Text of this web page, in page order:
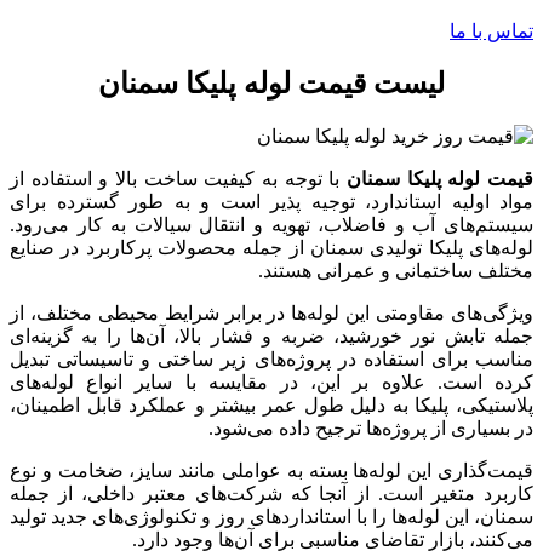
تماس با ما
لیست قیمت لوله پلیکا سمنان
قیمت لوله پلیکا سمنان با توجه به کیفیت ساخت بالا و استفاده از
مواد اولیه استاندارد، توجیه ‌پذیر است و به‌ طور گسترده‌ برای
سیستم‌های آب و فاضلاب، تهویه و انتقال سیالات به کار می‌رود.
لوله‌های پلیکا تولیدی سمنان از جمله محصولات پرکاربرد در صنایع
مختلف ساختمانی و عمرانی هستند.
ویژگی‌های مقاومتی این لوله‌ها در برابر شرایط محیطی مختلف، از
جمله تابش نور خورشید، ضربه و فشار بالا، آن‌ها را به گزینه‌ای
مناسب برای استفاده در پروژه‌های زیر ساختی و تاسیساتی تبدیل
کرده است. علاوه بر این، در مقایسه با سایر انواع لوله‌های
پلاستیکی، پلیکا به دلیل طول عمر بیشتر و عملکرد قابل اطمینان،
در بسیاری از پروژه‌ها ترجیح داده می‌شود.
قیمت‌گذاری این لوله‌ها بسته به عواملی مانند سایز، ضخامت و نوع
کاربرد متغیر است. از آنجا که شرکت‌های معتبر داخلی، از جمله
سمنان، این لوله‌ها را با استانداردهای روز و تکنولوژی‌های جدید تولید
می‌کنند، بازار تقاضای مناسبی برای آن‌ها وجود دارد.